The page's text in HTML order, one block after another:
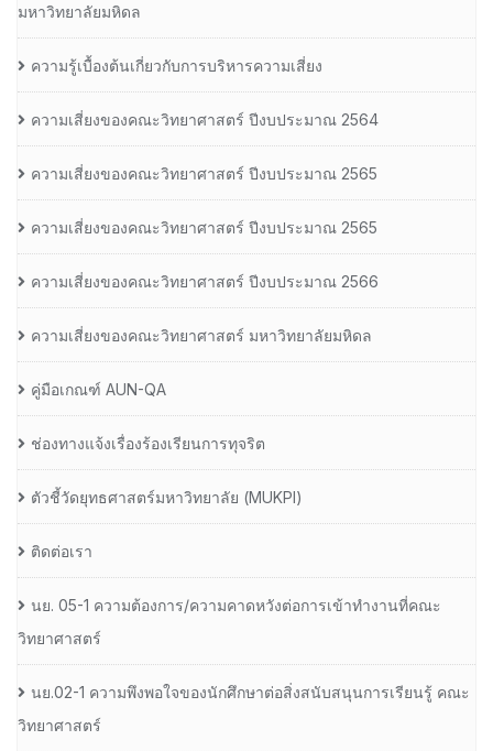
มหาวิทยาลัยมหิดล
ความรู้เบื้องต้นเกี่ยวกับการบริหารความเสี่ยง
ความเสี่ยงของคณะวิทยาศาสตร์ ปีงบประมาณ 2564
ความเสี่ยงของคณะวิทยาศาสตร์ ปีงบประมาณ 2565
ความเสี่ยงของคณะวิทยาศาสตร์ ปีงบประมาณ 2565
ความเสี่ยงของคณะวิทยาศาสตร์ ปีงบประมาณ 2566
ความเสี่ยงของคณะวิทยาศาสตร์ มหาวิทยาลัยมหิดล
คู่มือเกณฑ์ AUN-QA
ช่องทางแจ้งเรื่องร้องเรียนการทุจริต
ตัวชี้วัดยุทธศาสตร์มหาวิทยาลัย (MUKPI)
ติดต่อเรา
นย. 05-1 ความต้องการ/ความคาดหวังต่อการเข้าทำงานที่คณะ
วิทยาศาสตร์
นย.02-1 ความพึงพอใจของนักศึกษาต่อสิ่งสนับสนุนการเรียนรู้ คณะ
วิทยาศาสตร์